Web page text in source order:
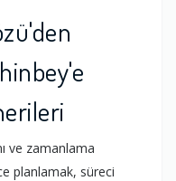
ve zamanlama
planlamak, süreci